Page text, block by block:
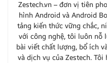
Zestech.vn – đơn vị tiên
hình Android và Android
tảng kiến thức vững chắc,
với công nghệ, tôi luôn nỗ
bài viết chất lượng, bổ ích
và dịch vụ của Zestech.